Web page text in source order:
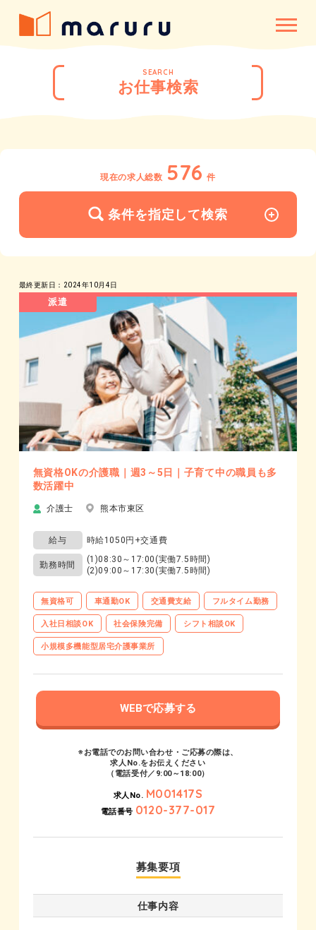
SEARCH
お仕事検索
現在の求人総数 576 件
条件を指定して検索
最終更新日：2024年10月4日
派遣
無資格OKの介護職｜週3～5日｜子育て中の職員も多
数活躍中
介護士 熊本市東区
給与 時給1050円+交通費
勤務時間
(1)08:30～17:00(実働7.5時間)
(2)09:00～17:30(実働7.5時間)
無資格可 車通勤OK 交通費支給 フルタイム勤務
入社日相談OK 社会保険完備 シフト相談OK
小規模多機能型居宅介護事業所
WEBで応募する
※お電話でのお問い合わせ・ご応募の際は、
求人No.をお伝えください
（電話受付／9:00～18:00）
求人No. M001417S
電話番号 0120-377-017
募集要項
仕事内容